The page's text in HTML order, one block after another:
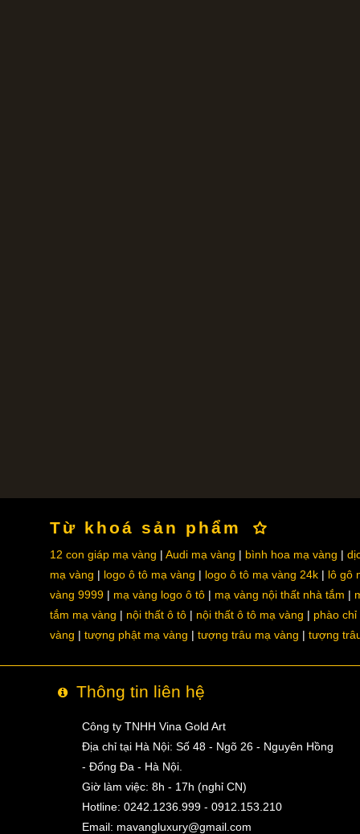
Từ khoá sản phẩm
12 con giáp mạ vàng Audi mạ vàng bình hoa mạ vàng
mạ vàng
logo ô tô mạ vàng logo ô tô mạ vàng 24k
lô gô
vàng 9999
mạ vàng logo ô tô mạ vàng nội thất nhà tắm
tắm mạ vàng
nội thất ô tô nội thất ô tô mạ vàng
phào chỉ
vàng
tượng phật mạ vàng tượng trâu mạ vàng tượng
Thông tin liên hệ
Công ty TNHH Vina Gold Art
Địa chỉ tại Hà Nội: Số 48 - Ngõ 26 - Nguyên Hồng
- Đống Đa - Hà Nội.
Giờ làm việc: 8h - 17h (nghỉ CN)
Hotline: 0242.1236.999 - 0912.153.210
Email: mavangluxury@gmail.com